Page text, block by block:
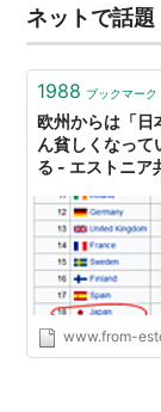
れはその人の
来た。 耐え
ん今すぐには
ネットで話題
1988 ブックマーク
欧州からは「日
ん貧しくなっ
る - エストニア
www.from-